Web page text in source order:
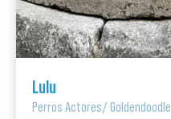
Lulu
Perros Actores/Goldendoodle